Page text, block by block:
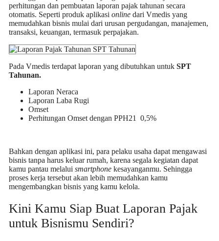
perhitungan dan pembuatan laporan pajak tahunan secara
otomatis. Seperti produk aplikasi online dari Vmedis yang
memudahkan bisnis mulai dari urusan pergudangan, manajemen,
transaksi, keuangan, termasuk perpajakan.
Pada Vmedis terdapat laporan yang dibutuhkan untuk SPT
Tahunan.
Laporan Neraca
Laporan Laba Rugi
Omset
Perhitungan Omset dengan PPH21 0,5%
Bahkan dengan aplikasi ini, para pelaku usaha dapat mengawasi
bisnis tanpa harus keluar rumah, karena segala kegiatan dapat
kamu pantau melalui smartphone kesayanganmu. Sehingga
proses kerja tersebut akan lebih memudahkan kamu
mengembangkan bisnis yang kamu kelola.
Kini Kamu Siap Buat Laporan Pajak
untuk Bisnismu Sendiri?